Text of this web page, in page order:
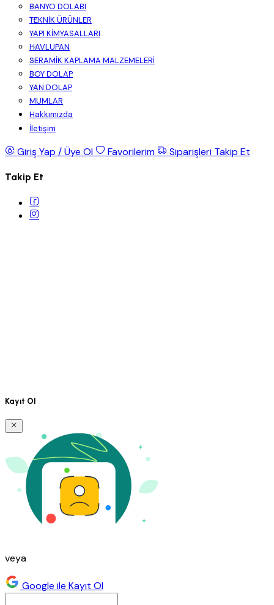
BANYO DOLABI
TEKNİK ÜRÜNLER
YAPI KİMYASALLARI
HAVLUPAN
SERAMİK KAPLAMA MALZEMELERİ
BOY DOLAP
YAN DOLAP
MUMLAR
Hakkımızda
İletişim
Giriş Yap / Üye Ol Favorilerim Siparişleri Takip Et
Takip Et
Kayıt Ol
veya
Google ile Kayıt Ol